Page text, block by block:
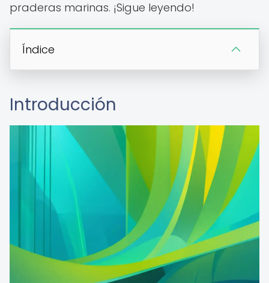
praderas marinas. ¡Sigue leyendo!
Índice
Introducción